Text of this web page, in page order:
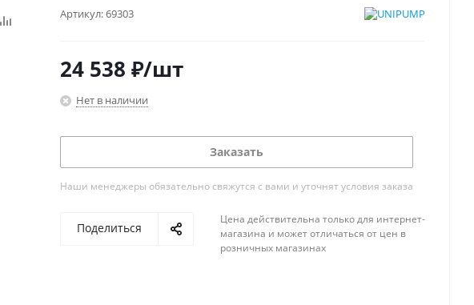
Артикул:69303
24 538 ₽/шт
Нет в наличии
Заказать
Наши менеджеры обязательно свяжутся с вами и уточнят условия заказа
Поделиться
Цена действительна только для интернет-
магазина и может отличаться от цен в
розничных магазинах